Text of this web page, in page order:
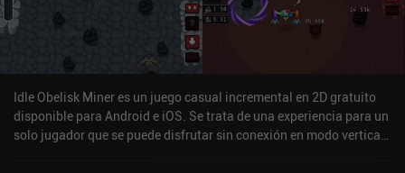
Idle Obelisk Miner es un juego casual incremental en 2D gratuito
disponible para Android e iOS. Se trata de una experiencia para un
solo jugador que se puede disfrutar sin conexión en modo vertical.